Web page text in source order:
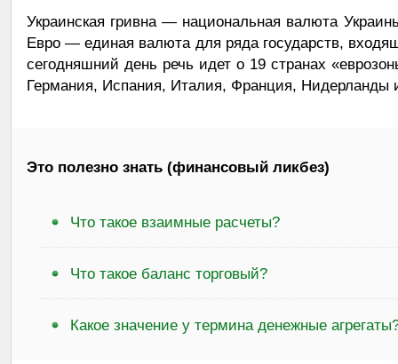
Украинская гривна — национальная валюта
Евро — единая валюта для ряда государств,
сегодняшний день речь идет о 19 странах
Германия, Испания, Италия, Франция, Нидерланды
Это полезно знать (финансовый ликбез)
Что такое взаимные расчеты?
Что такое баланс торговый?
Какое значение у термина денежные